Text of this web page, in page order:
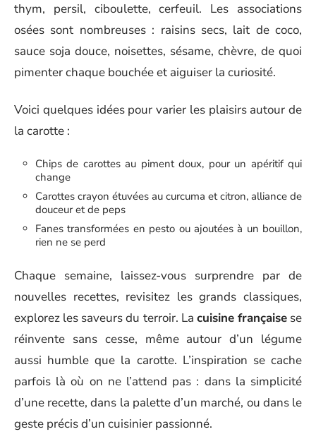
thym, persil, ciboulette, cerfeuil. Les associations
osées sont nombreuses : raisins secs, lait de coco,
sauce soja douce, noisettes, sésame, chèvre, de quoi
pimenter chaque bouchée et aiguiser la curiosité.
Voici quelques idées pour varier les plaisirs autour de
la carotte :
Chips de carottes au piment doux, pour un apéritif qui
change
Carottes crayon étuvées au curcuma et citron, alliance de
douceur et de peps
Fanes transformées en pesto ou ajoutées à un bouillon,
rien ne se perd
Chaque semaine, laissez-vous surprendre par de
nouvelles recettes, revisitez les grands classiques,
explorez les saveurs du terroir. La cuisine françaisese
réinvente sans cesse, même autour d’un légume
aussi humble que la carotte. L’inspiration se cache
parfois là où on ne l’attend pas : dans la simplicité
d’une recette, dans la palette d’un marché, ou dans le
geste précis d’un cuisinier passionné.